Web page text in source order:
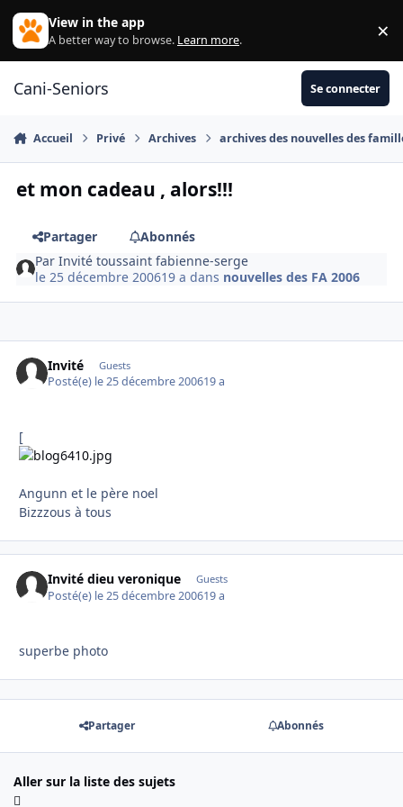
Aller au contenu
View in the app
A better way to browse. Learn more. ×
Cani-Seniors Se connecter
Accueil Privé Archives archives des nouvelles des
et mon cadeau , alors!!!
Partager
Abonnés
ParInvité toussaint fabienne-serge
le 25 décembre 200619 a dans nouvelles des FA 2006
Invité Guests
Posté(e) le 25 décembre 200619 a
[
Angunn et le père noel
Bizzzous à tous
Invité dieu veronique Guests
Posté(e) le 25 décembre 200619 a
superbe photo
Partager Abonnés
Aller sur la liste des sujets